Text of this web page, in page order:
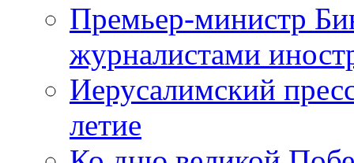
Премьер-министр
журналистами
Иерусалимский
летие